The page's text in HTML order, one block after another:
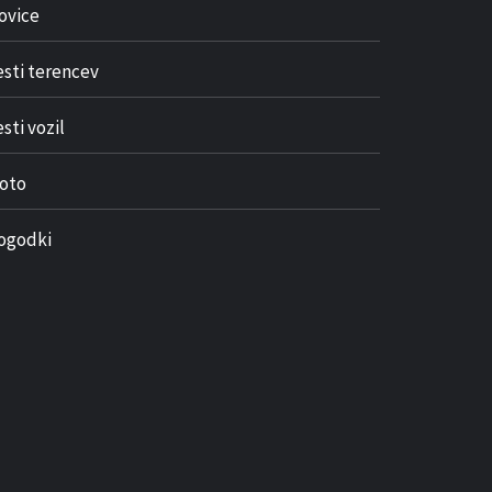
terencev
vozil